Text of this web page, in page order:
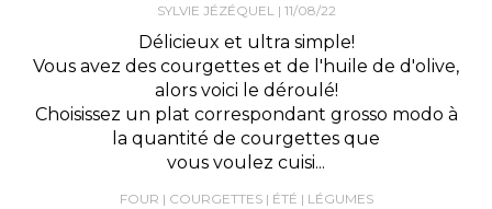
SYLVIE JÉZÉQUEL 11/08/22
Délicieux et ultra simple!
Vous avez des courgettes et de l'huile de d'olive,
alors voici le déroulé!
Choisissez un plat correspondant grosso modo à
la quantité de courgettes que
vous voulez cuisi...
FOUR COURGETTES ÉTÉ LÉGUMES